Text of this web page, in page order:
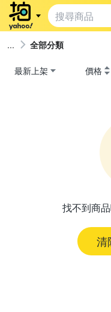
全部分類
最新上架 價格
找不到商
清